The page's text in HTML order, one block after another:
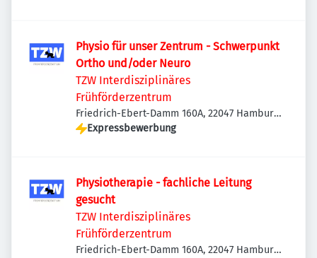
Physio für unser Zentrum - Schwerpunkt
Ortho und/oder Neuro
TZW Interdisziplinäres
Frühförderzentrum
Friedrich-Ebert-Damm 160A, 22047 Hamburg,
Deutschland
Expressbewerbung
Physiotherapie - fachliche Leitung
gesucht
TZW Interdisziplinäres
Frühförderzentrum
Friedrich-Ebert-Damm 160A, 22047 Hamburg,